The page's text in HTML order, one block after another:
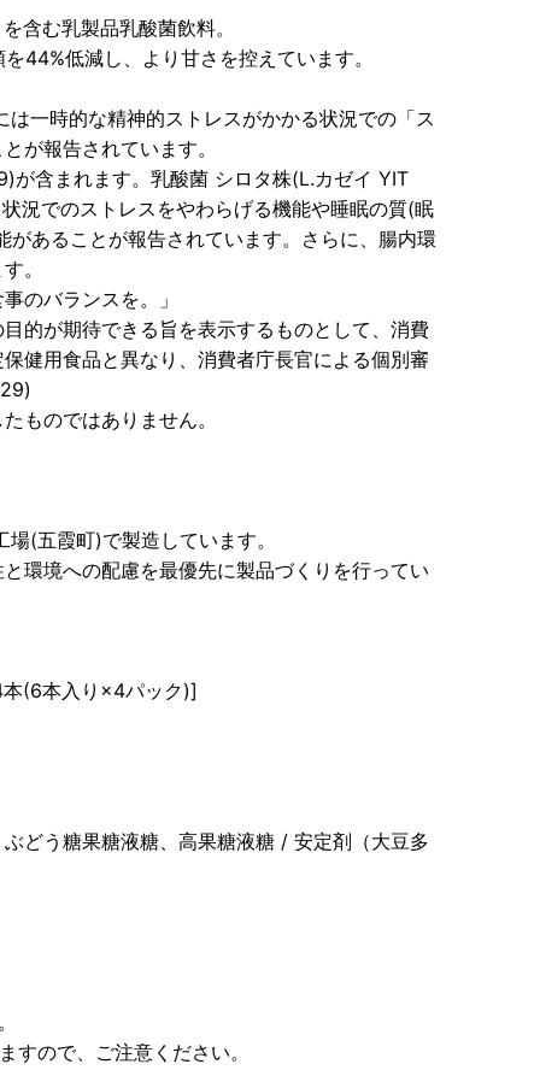
含む乳製品乳酸菌飲料。
44%低減し、より甘さを控えています。
一時的な精神的ストレスがかかる状況での「ス
が報告されています。
含まれます。乳酸菌 シロタ株(L.カゼイ YIT
況でのストレスをやわらげる機能や睡眠の質(眠
あることが報告されています。さらに、腸内環
。
のバランスを。」
的が期待できる旨を表示するものとして、消費
健用食品と異なり、消費者庁長官による個別審
ものではありません。
(五霞町)で製造しています。
環境への配慮を最優先に製品づくりを行ってい
(6本入り×4パック)]
どう糖果糖液糖、高果糖液糖 / 安定剤（大豆多
すので、ご注意ください。